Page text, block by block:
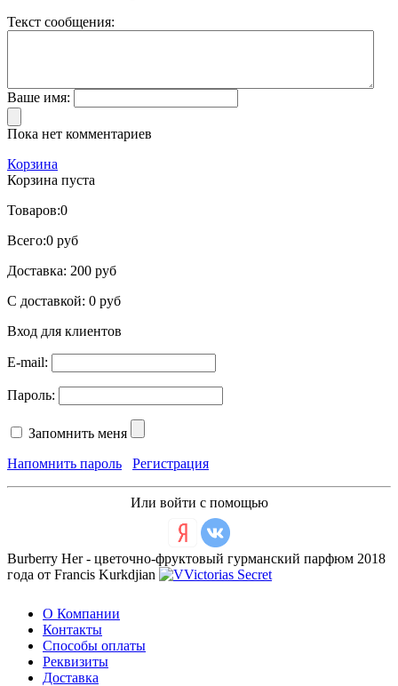
Текст сообщения:
Ваше имя:
Пока нет комментариев
Корзина
Корзина пуста
Товаров:0
Всего:0 руб
Доставка: 200 руб
С доставкой: 0 руб
Вход для клиентов
E-mail:
Пароль:
Запомнить меня
Напомнить пароль
Регистрация
Или войти с помощью
Burberry Her - цветочно-фруктовый гурманский парфюм 2018
года от Francis Kurkdjian
О Компании
Контакты
Способы оплаты
Реквизиты
Доставка